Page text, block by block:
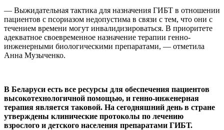
— Выжидательная тактика для назначения ГИБТ в отношении
пациентов с псориазом недопустима в связи с тем, что они с
течением времени могут инвалидизироваться. В приоритете
адекватное своевременное назначение терапии генно-
инженерными биологическими препаратами, — отметила
Анна Музыченко.
В Беларуси есть все ресурсы для обеспечения пациентов
высокотехнологичной помощью, и генно-инженерная
терапия является таковой. На сегодняшний день в стране
утверждены клинические протоколы по лечению
взрослого и детского населения препаратами ГИБТ.